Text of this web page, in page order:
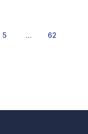
page
5 … page
62